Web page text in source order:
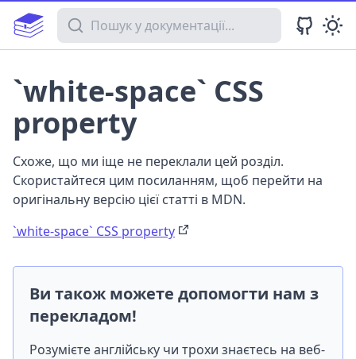
Пошук у документації
`white-space` CSS
property
Схоже, що ми іще не переклали цей розділ.
Скористайтеся цим посиланням, щоб перейти на
оригінальну версію цієї статті в MDN.
`white-space` CSS property
Ви також можете допомогти нам з
перекладом!
Розумієте англійську чи трохи знаєтесь на веб-